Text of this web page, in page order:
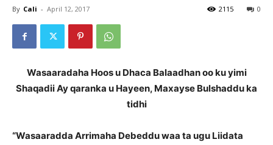
By Cali - April 12, 2017 0
2115
Wasaaradaha Hoos u Dhaca Balaadhan oo ku yimi
Shaqadii Ay qaranka u Hayeen, Maxayse Bulshaddu ka
tidhi
“Wasaaradda Arrimaha Debeddu waa ta ugu Liidata